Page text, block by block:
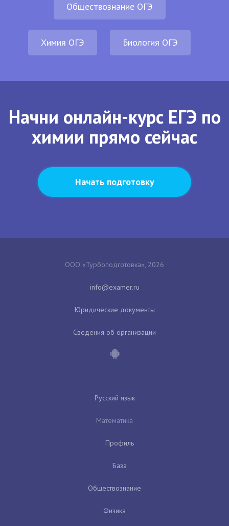
Обществознание ОГЭ
Химия ОГЭ Биология ОГЭ
Начни онлайн-курс ЕГЭ по
химии прямо сейчас
Начать подготовку
ООО «Турбоподготовка», 2026
Юридические документы
Сведения об организации
Русский язык
Математика
Профиль
База
Обществознание
Физика